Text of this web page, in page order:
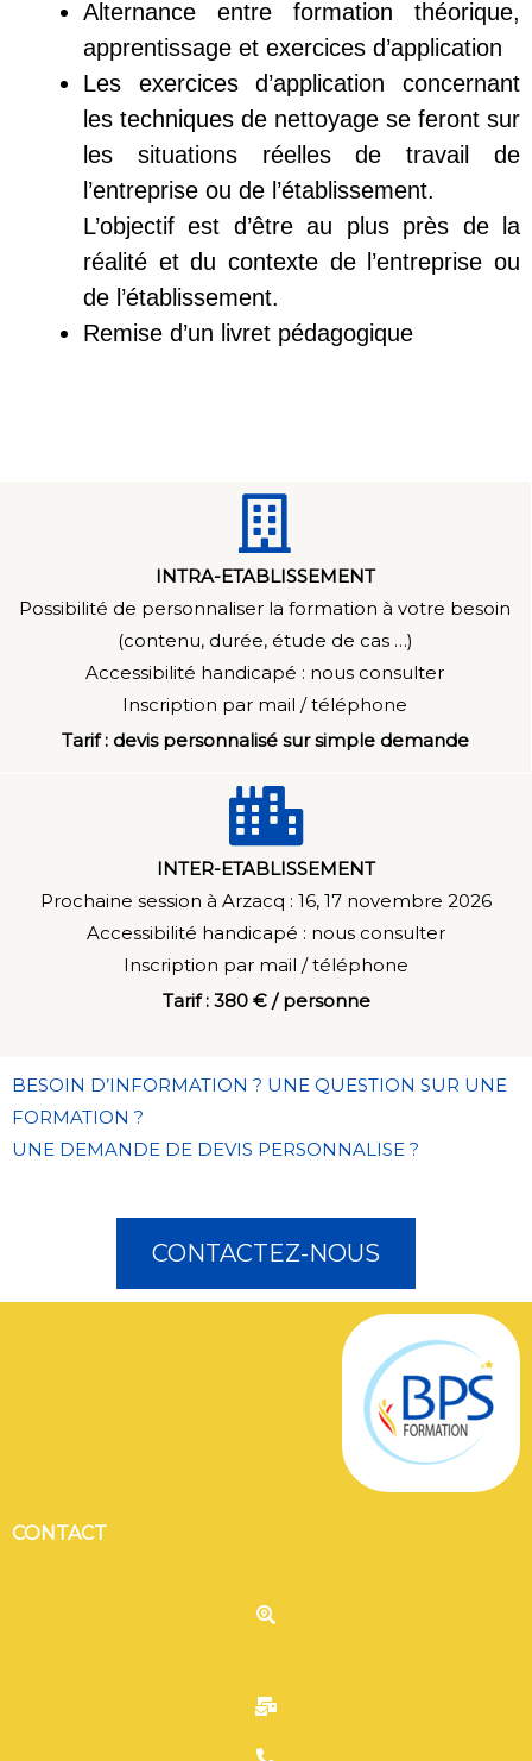
Alternance entre formation théorique,
apprentissage et exercices d’application
Les exercices d’application concernant
les techniques de nettoyage se feront sur
les situations réelles de travail de
l’entreprise ou de l’établissement.
L’objectif est d’être au plus près de la
réalité et du contexte de l’entreprise ou
de l’établissement.
Remise d’un livret pédagogique
INTRA-ETABLISSEMENT
Possibilité de personnaliser la formation à votre besoin
(contenu, durée, étude de cas …)
Accessibilité handicapé : nous consulter
Inscription par mail / téléphone
Tarif : devis personnalisé sur simple demande
INTER-ETABLISSEMENT
Prochaine session à Arzacq : 16, 17 novembre 2026
Accessibilité handicapé : nous consulter
Inscription par mail / téléphone
Tarif : 380 € / personne
BESOIN D’INFORMATION ? UNE QUESTION SUR UNE
FORMATION ?
UNE DEMANDE DE DEVIS PERSONNALISE ?
CONTACTEZ-NOUS
CONTACT